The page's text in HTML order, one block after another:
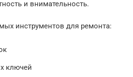
и внимательность.
инструментов для ремонта:
ключей